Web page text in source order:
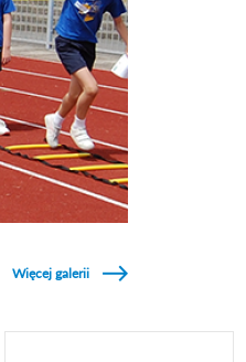
Więcej galerii